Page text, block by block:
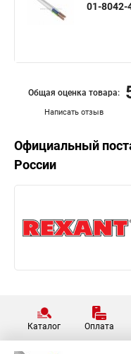
01-8042-
Написать отзыв
Общая оценка товара:
Официальный
России
Каталог Оплата